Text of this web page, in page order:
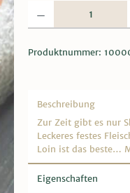
Produkt Anzahl: Gib den
Produktnummer:
Beschreibung
Zur Zeit gibt es nur
Leckeres festes
Loin ist das beste…
Eigenschaften